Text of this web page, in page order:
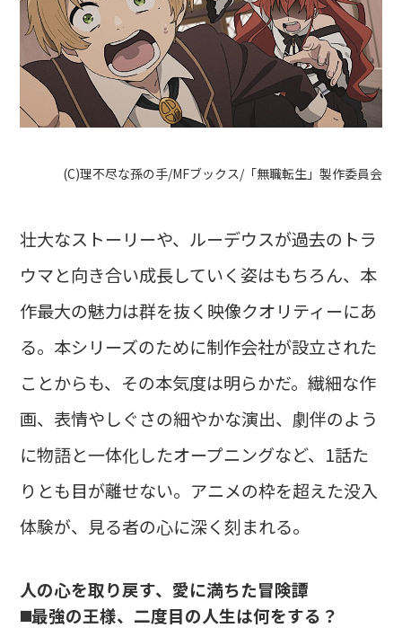
(C)理不尽な孫の手/MFブックス/「無職転生」製作委員会
壮大なストーリーや、ルーデウスが過去のトラ
ウマと向き合い成長していく姿はもちろん、本
作最大の魅力は群を抜く映像クオリティーにあ
る。本シリーズのために制作会社が設立された
ことからも、その本気度は明らかだ。繊細な作
画、表情やしぐさの細やかな演出、劇伴のよう
に物語と一体化したオープニングなど、1話た
りとも目が離せない。アニメの枠を超えた没入
体験が、見る者の心に深く刻まれる。
人の心を取り戻す、愛に満ちた冒険譚
◼️最強の王様、二度目の人生は何をする？